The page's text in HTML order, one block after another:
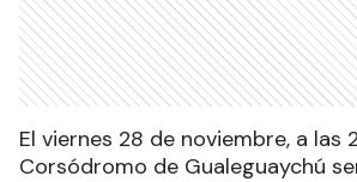
El viernes 28 de noviembre, a las
Corsódromo de Gualeguaychú